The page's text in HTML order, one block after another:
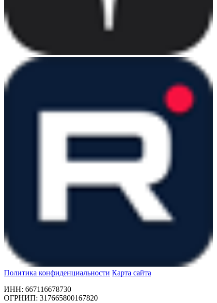
Политика конфиденциальности Карта сайта
ИНН: 667116678730
ОГРНИП: 317665800167820